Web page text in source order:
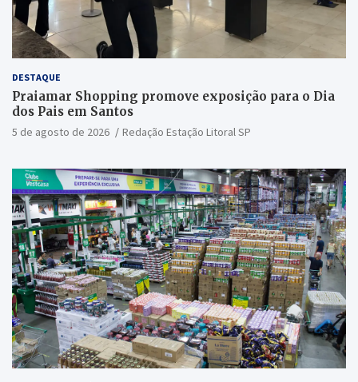
DESTAQUE
Praiamar Shopping promove exposição para o Dia
dos Pais em Santos
5 de agosto de 2026 Redação Estação Litoral SP